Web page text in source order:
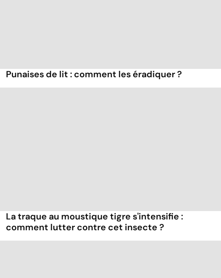
Punaises de lit : comment les éradiquer ?
La traque au moustique tigre s'intensifie :
comment lutter contre cet insecte ?